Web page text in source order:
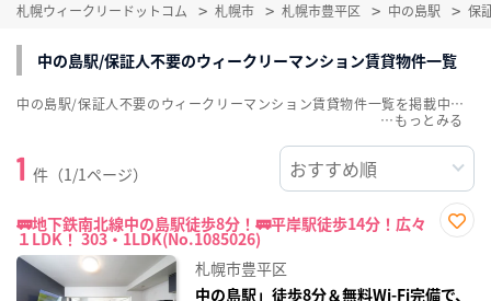
札幌ウィークリードットコム 札幌市 札幌市豊平区 中の島駅 保
中の島駅/保証人不要のウィークリーマンション賃貸物件一覧
1 件（1/1ページ）
🚃地下鉄南北線中の島駅徒歩8分！🚃平岸駅徒歩14分！広々
１LDK！ 303・1LDK(No.1085026)
録
札幌市豊平区
中の島駅」徒歩8分＆無料Wi-Fi完備で、
中の島駅/保証人不要のウィークリーマンション賃貸物件一覧を掲載中。敷金・礼金無料、家具・家電付をご紹介。こだわり条件での絞込みも簡単！
…